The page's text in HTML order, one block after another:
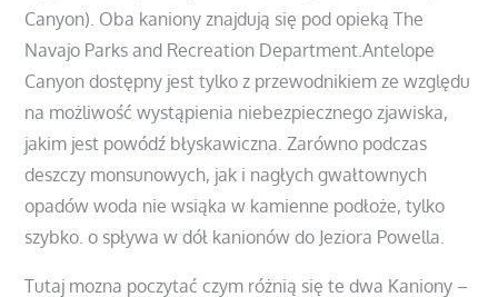
Canyon). Oba kaniony znajdują się pod opieką The
Navajo Parks and Recreation Department.Antelope
Canyon dostępny jest tylko z przewodnikiem ze względu
na możliwość wystąpienia niebezpiecznego zjawiska,
jakim jest powódź błyskawiczna. Zarówno podczas
deszczy monsunowych, jak i nagłych gwałtownych
opadów woda nie wsiąka w kamienne podłoże, tylko
szybko. o spływa w dół kanionów do Jeziora Powella.
Tutaj mozna poczytać czym różnią się te dwa Kaniony –